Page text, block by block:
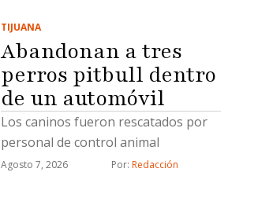
TIJUANA
Abandonan a tres
perros pitbull dentro
de un automóvil
Los caninos fueron rescatados por
personal de control animal
Agosto 7, 2026 Por: Redacción